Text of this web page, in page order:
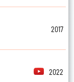
2017
2022